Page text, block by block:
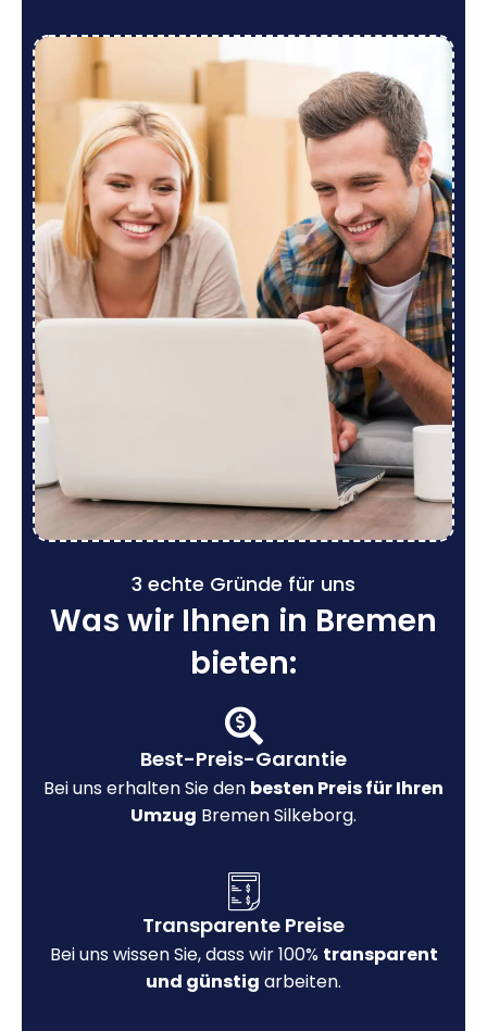
3 echte Gründe für uns
Was wir Ihnen in Bremen
bieten:
Best-Preis-Garantie
Bei uns erhalten Sie den besten Preis für Ihren
Umzug Bremen Silkeborg.
Transparente Preise
Bei uns wissen Sie, dass wir 100% transparent
und günstig arbeiten.